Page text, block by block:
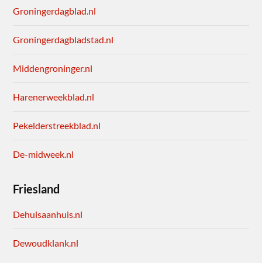
Groningerdagblad.nl
Groningerdagbladstad.nl
Middengroninger.nl
Harenerweekblad.nl
Pekelderstreekblad.nl
De-midweek.nl
Friesland
Dehuisaanhuis.nl
Dewoudklank.nl